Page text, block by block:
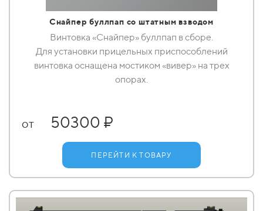
Снайпер буллпап со штатным взводом
Винтовка «Снайпер» буллпап в сборе.
Для установки прицельных приспособлений
винтовка оснащена мостиком «вивер» на трех
опорах.
от 50300 ₽
ПЕРЕЙТИ К ТОВАРУ